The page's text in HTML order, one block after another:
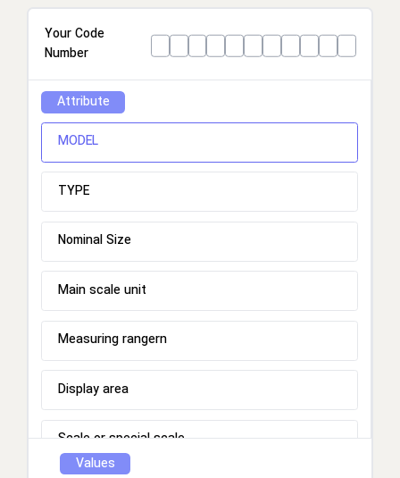
Your Code
Number
Attribute
MODEL
TYPE
Nominal Size
Main scale unit
Measuring rangern
Display area
Scale or special scale
Values